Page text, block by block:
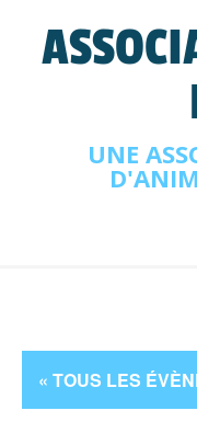
UNE
« TOUS LES